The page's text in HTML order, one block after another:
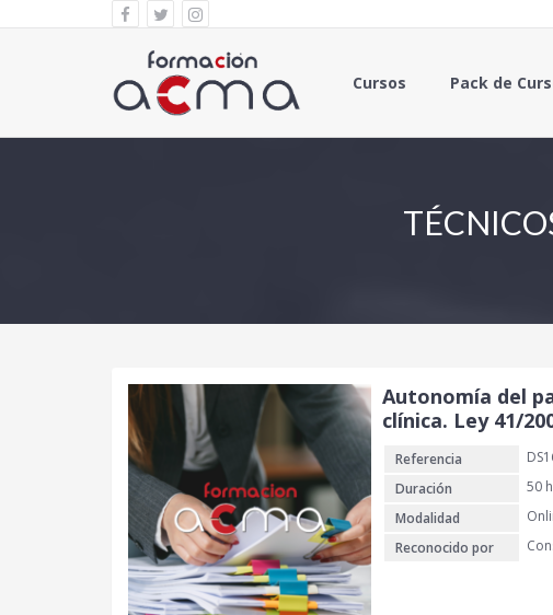
Cursos Pack de
Autonomía del
clínica. Ley 41/
Referencia
Duración
50
Modalidad
Reconocido por